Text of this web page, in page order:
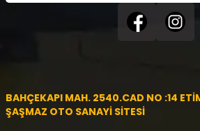
BAHÇEKAPI MAH. 2540.CAD NO :14
ŞAŞMAZ OTO SANAYİ SİTESİ